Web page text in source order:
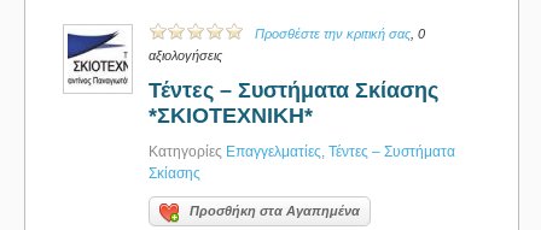
Προσθέστε την κριτική σας , 0
αξιολογήσεις
Τέντες – Συστήματα Σκίασης
*ΣΚΙΟΤΕΧΝΙΚΗ*
Κατηγορίες Επαγγελματίες, Τέντες – Συστήματα
Σκίασης
Προσθήκη στα Αγαπημένα